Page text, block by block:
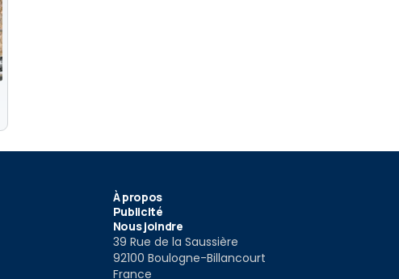
À propos
Publicité
Nous joindre
39 Rue de la Saussière
92100 Boulogne-Billancourt
France